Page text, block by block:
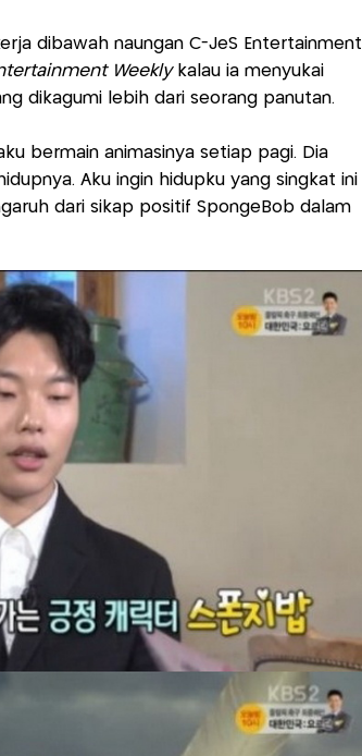
dibawah naungan C-JeS Entertainment
Weeklykalau ia menyukai
dikagumi lebih dari seorang panutan.
bermain animasinya setiap pagi. Dia
Aku ingin hidupku yang singkat ini
dari sikap positif SpongeBob dalam